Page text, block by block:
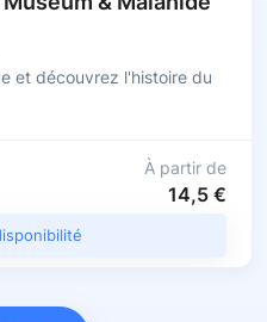
et découvrez l'histoire du
À partir de
14,5 €